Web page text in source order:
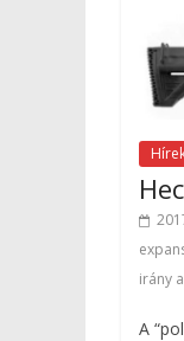
irány
A